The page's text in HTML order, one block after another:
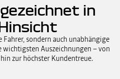
in
sondern auch unabhängige
wichtigsten Auszeichnungen – von
zur höchster Kundentreue.